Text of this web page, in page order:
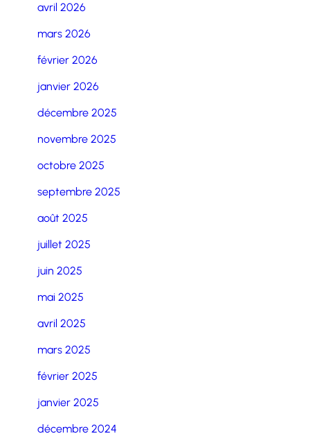
avril 2026
mars 2026
février 2026
janvier 2026
décembre 2025
novembre 2025
octobre 2025
septembre 2025
août 2025
juillet 2025
juin 2025
mai 2025
avril 2025
mars 2025
février 2025
janvier 2025
décembre 2024